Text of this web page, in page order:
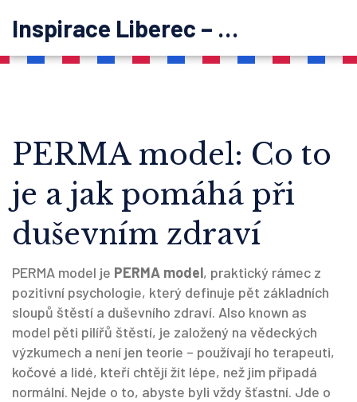
Inspirace Liberec – psychoterapie
PERMA model: Co to
je a jak pomáhá při
duševním zdraví
PERMA model je PERMA model, praktický rámec z
pozitivní psychologie, který definuje pět základních
sloupů štěstí a duševního zdraví. Also known as
model pěti pilířů štěstí, je založený na vědeckých
výzkumech a není jen teorie – používají ho terapeuti,
kočové a lidé, kteří chtějí žít lépe, než jim připadá
normální. Nejde o to, abyste byli vždy šťastní. Jde o